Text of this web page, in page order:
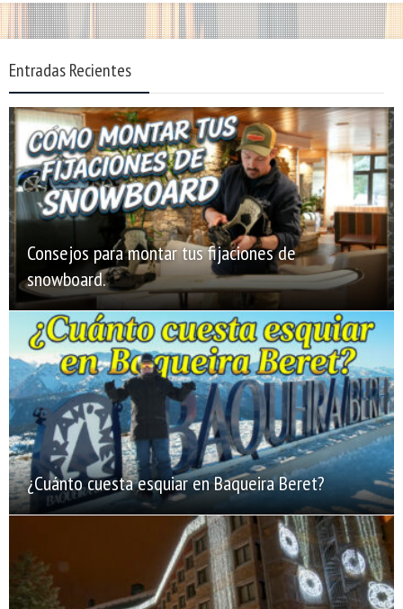
Entradas Recientes
Consejos para montar tus fijaciones de
snowboard.
¿Cuánto cuesta esquiar en Baqueira Beret?